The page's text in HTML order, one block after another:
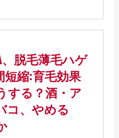
脱毛薄毛ハゲ
短縮:育毛効果
する？酒・ア
コ、やめる